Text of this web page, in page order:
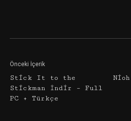
Önceki İçerik
Stick It to the
Stickman İndir – Full
PC + Türkçe